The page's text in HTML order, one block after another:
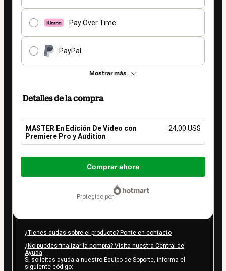
Pay Over Time
PayPal
Mostrar más
Detalles de la compra
MASTER En Edición De Video con
Premiere Pro y Audition
24,00 US$
Total
24,00 US$
Comprar ahora
protegido por
¿Tienes dudas sobre el producto? Ponte en contacto
¿No puedes finalizar la compra? Visita nuestra Central de
Ayuda
Si solicitas ayuda a nuestro Equipo de Soporte, informa el
siguiente código: